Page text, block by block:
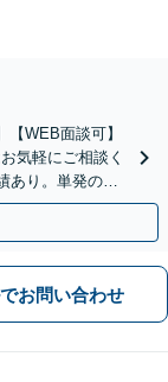
【WEB面談可】
気軽にご相談く
あり。単発のご
お問い合わせ